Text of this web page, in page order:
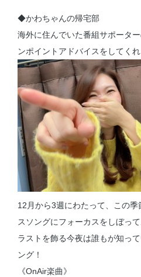
◆かわちゃんの帰宅部
海外に住んでいた番組サポータ
ンポイントアドバイスをしてく
12月から3週にわたって、この
スソングにフォーカスをしぼっ
ラストを飾る今夜は誰もが知っ
ング！
《OnAir楽曲》